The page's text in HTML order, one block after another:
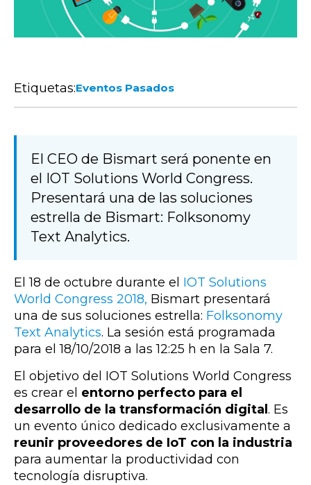
Etiquetas:Eventos Pasados
El CEO de Bismart será ponente en
el IOT Solutions World Congress.
Presentará una de las soluciones
estrella de Bismart: Folksonomy
Text Analytics.
El 18 de octubre durante el IOT Solutions
World Congress 2018, Bismart presentará
una de sus soluciones estrella: Folksonomy
Text Analytics. La sesión está programada
para el 18/10/2018 a las 12:25 h en la Sala 7.
El objetivo del IOT Solutions World Congress
es crear el entorno perfecto para el
desarrollo de la transformación digital . Es
un evento único dedicado exclusivamente a
reunir proveedores de IoT con la industria
para aumentar la productividad con
tecnología disruptiva.